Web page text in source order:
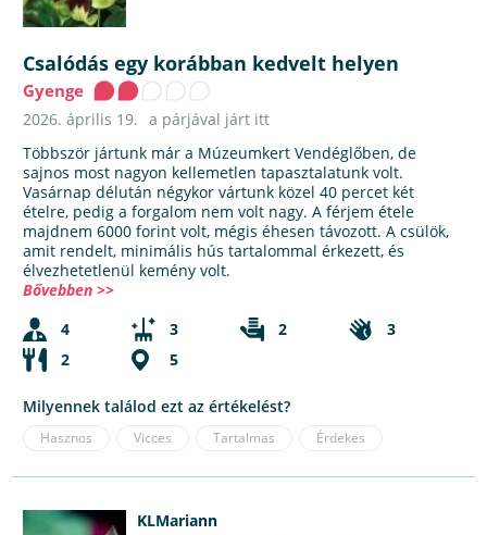
Csalódás egy korábban kedvelt helyen
Gyenge
2026. április 19. a párjával járt itt
Többször jártunk már a Múzeumkert Vendéglőben, de
sajnos most nagyon kellemetlen tapasztalatunk volt.
Vasárnap délután négykor vártunk közel 40 percet két
ételre, pedig a forgalom nem volt nagy. A férjem étele
majdnem 6000 forint volt, mégis éhesen távozott. A csülök,
amit rendelt, minimális hús tartalommal érkezett, és
élvezhetetlenül kemény volt.
Bővebben >>
4
3 2
3
2
5
Milyennek találod ezt az értékelést?
Hasznos Vicces Tartalmas Érdekes
KLMariann